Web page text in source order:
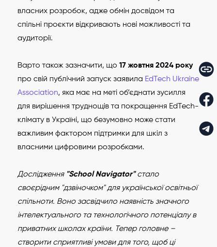
власних розробок, адже обмін досвідом та
спільні проєкти відкривають нові можливості та
аудиторії.
Варто також зазначити, що 17 жовтня 2024 року
про свій публічний запуск заявила EdTech Ukraine
Association, яка має на меті об’єднати зусилля
для вирішення труднощів та покращення EdTech-
клімату в Україні, що безумовно може стати
важливим фактором підтримки для шкіл з
власними цифровими розробками.
Дослідження "School Navigator"стало
своєрідним "дзвіночком" для української освітньої
спільноти. Воно засвідчило наявність значного
інтелектуального та технологічного потенціалу в
приватних школах країни. Тепер головне –
створити сприятливі умови для того, щоб ці